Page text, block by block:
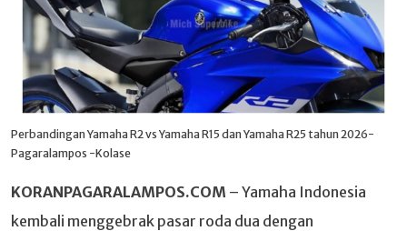
Perbandingan Yamaha R2 vs Yamaha R15 dan Yamaha R25 tahun 2026-
Pagaralampos -Kolase
KORANPAGARALAMPOS.COM – Yamaha Indonesia
kembali menggebrak pasar roda dua dengan